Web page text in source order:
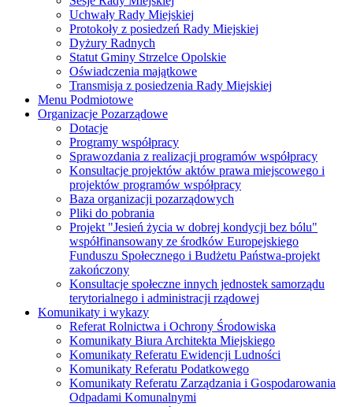
Uchwały Rady Miejskiej
Protokoły z posiedzeń Rady Miejskiej
Dyżury Radnych
Statut Gminy Strzelce Opolskie
Oświadczenia majątkowe
Transmisja z posiedzenia Rady Miejskiej
Menu Podmiotowe
Organizacje Pozarządowe
Dotacje
Programy współpracy
Sprawozdania z realizacji programów współpracy
Konsultacje projektów aktów prawa miejscowego i
projektów programów współpracy
Baza organizacji pozarządowych
Pliki do pobrania
Projekt "Jesień życia w dobrej kondycji bez bólu"
współfinansowany ze środków Europejskiego
Funduszu Społecznego i Budżetu Państwa-projekt
zakończony
Konsultacje społeczne innych jednostek samorządu
terytorialnego i administracji rządowej
Komunikaty i wykazy
Referat Rolnictwa i Ochrony Środowiska
Komunikaty Biura Architekta Miejskiego
Komunikaty Referatu Ewidencji Ludności
Komunikaty Referatu Podatkowego
Komunikaty Referatu Zarządzania i Gospodarowania
Odpadami Komunalnymi